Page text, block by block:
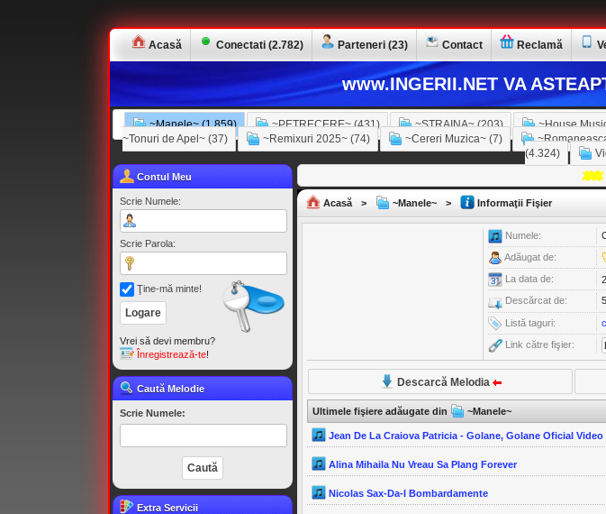
Acasă Conectati (2.782) Parteneri (23) Contact Reclamă
www.INGERII.NET VA
~Manele~ (1.859) ~PETRECERE~ (431) ~STRAINA~ (203) ~House
~Tonuri de Apel~ (37)
~Remixuri 2025~ (74) ~Cereri Muzica~ (7)
(4.324)
Contul Meu
Scrie Numele:
Scrie Parola:
Ţine-mă minte!
Vrei să devi membru?
Înregistrează-te!
Caută Melodie
Scrie Numele:
Extra Servicii
Acasă > ~Manele~ > Informaţii Fişier
Numele:
Adăugat de:
La data de:
Descărcat de:
Listă taguri:
Link către fişier:
Descarcă Melodia
Ultimele fişiere adăugate din ~Manele~
Jean De La Craiova Patricia - Golane, Golane Oficial Video
Alina Mihaila Nu Vreau Sa Plang Forever
Nicolas Sax-Da-I Bombardamente